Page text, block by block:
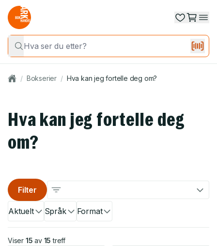
/ Bokserier / Hva kan jeg fortelle deg om?
Hva kan jeg fortelle deg
om?
Aktuelt Språk Format
Filter
Viser 15 av 15 treff